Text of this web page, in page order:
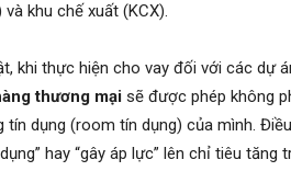
khu chế xuất (KCX).
khi thực hiện cho vay đối với các dự
thương mại sẽ được phép không
dụng (room tín dụng) của mình.
hay “gây áp lực” lên chỉ tiêu